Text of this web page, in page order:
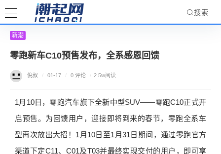
搜索
新潮
零跑新车C10预售发布，全系感恩回馈
倪叔 / 01-17 / 0 评论 / 2.5w阅读
1月10日，零跑汽车旗下全新中型SUV——零跑C10正式开
启预售。为回馈用户，迎接即将到来的春节，零跑全系车
型再次放出大招！1月10日至1月31日期间，通过零跑官方
渠道下定C11、C01及T03并最终实现交付的用户，即可享